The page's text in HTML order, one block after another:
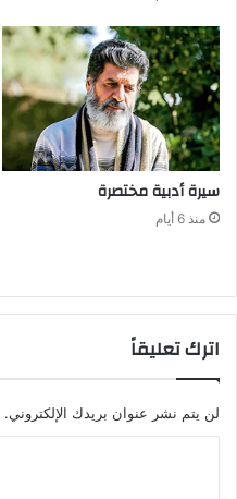
سيرة‭ ‬أدبية‭ ‬مختصرة
منذ 6 أيام
اترك تعليقاً
لن يتم نشر عنوان بريدك الإلكتروني.